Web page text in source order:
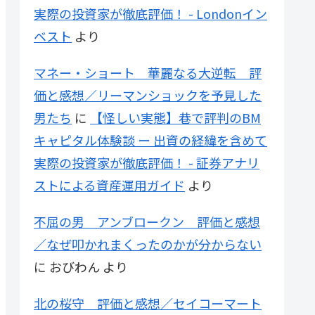
実際の投資家が徹底評価！ - Londonイン
ベスト より
マネー・ショート 華麗なる大逆転 評
価と感想／リーマンショックを予見した
男たち に
【怪しい実態】巷で評判のBM
キャピタル体験談 ー 出資の経緯を含めて
実際の投資家が徹底評価！ - 証券アナリ
ストによる資産運用ガイド より
不屈の男 アンブロークン 評価と感想
／なぜ叩かれまくったのかが分からない
に おびわん より
北の桜守 評価と感想／セイコーマート